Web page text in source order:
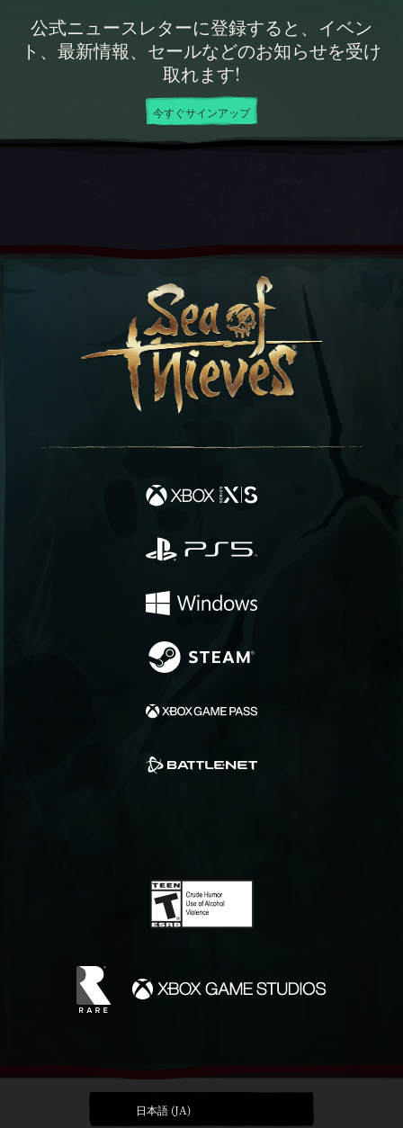
公式ニュースレターに登録すると、イベン
ト、最新情報、セールなどのお知らせを受け
取れます!
今すぐサインアップ
日本語 (JA)